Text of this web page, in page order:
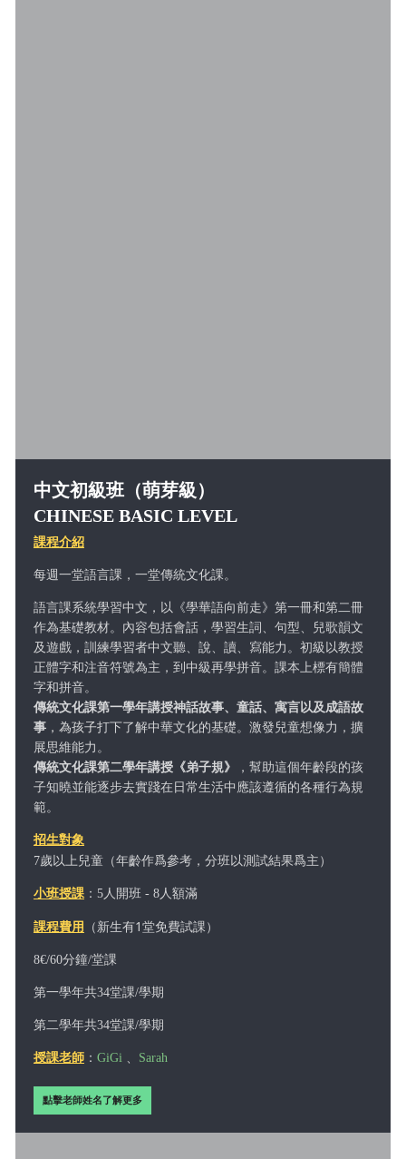
中文初級班（萌芽級）
CHINESE BASIC LEVEL
課程介紹
每週一堂語言課，一堂傳統文化課。
語言課系統學習中文，以《學華語向前走》第一冊和第二冊
作為基礎教材。內容包括會話，學習生詞、句型、兒歌韻文
及遊戲，訓練學習者中文聽、說、讀、寫能力。初級以教授
正體字和注音符號為主，到中級再學拼音。課本上標有簡體
字和拼音。
傳統文化課第一學年講授神話故事、童話、寓言以及成語故
事，為孩子打下了解中華文化的基礎。激發兒童想像力，擴
展思維能力。
傳統文化課第二學年講授《弟子規》
，幫助這個年齡段的孩
子知曉並能逐步去實踐在日常生活中應該遵循的各種行為規
範。
招生對象
7歲以上兒童（年齡作爲參考，分班以測試結果爲主）
小班授課：5人開班 - 8人額滿
課程費用 （新生有1堂免費試課）
8€/60分鐘/堂課
第一學年共34堂課/學期
第二學年共34堂課/學期
授課老師： GiGi Sarah
點擊老師姓名了解更多